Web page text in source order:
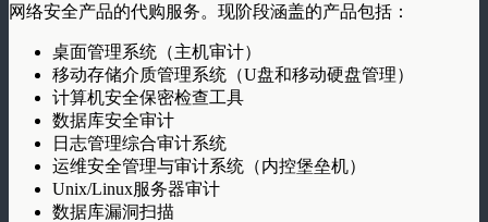
网络安全产品的代购服务。现阶段涵盖的产品包括：
桌面管理系统（主机审计）
移动存储介质管理系统（U盘和移动硬盘管理）
计算机安全保密检查工具
数据库安全审计
日志管理综合审计系统
运维安全管理与审计系统（内控堡垒机）
Unix/Linux服务器审计
数据库漏洞扫描